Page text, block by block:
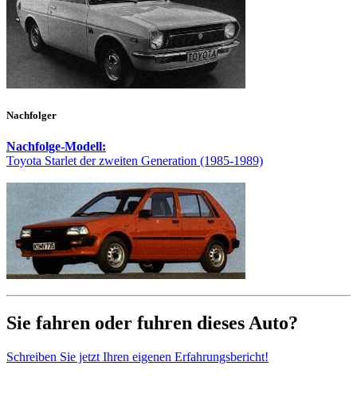
Nachfolger
Nachfolge-Modell:
Toyota Starlet der zweiten Generation (1985-1989)
Sie fahren oder fuhren dieses Auto?
Schreiben Sie jetzt Ihren eigenen Erfahrungsbericht!